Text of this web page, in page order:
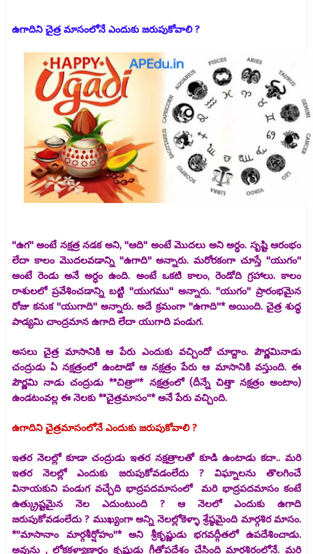
ఉగాదిని చైత్ర మాసంలోనే ఎందుకు జరుపుకోవాలి ?
''ఉగ'' అంటే నక్షత్ర నడక అని, ''ఆది'' అంటే మొదలు అని అర్ధం. సృష్టి ఆరంభం
లేదా కాలం మొదలవడాన్ని ''ఉగాది'' అన్నారు. మరోరకంగా చూస్తే ''యుగం''
అంటే రెండు అనే అర్ధం ఉంది. అంటే ఒకటి కాలం, రెండోది గ్రహాలు. కాలం
రాశులలో ప్రవేశించడాన్ని బట్టి ''యుగము'' అన్నారు. ''యుగం'' ప్రారంభమైన
రోజు కనుక ''యుగాది'' అన్నారు. అదే క్రమంగా ''ఉగాది''* అయింది. చైత్ర శుద్ధ
పాడ్యమి చాంద్రమాన ఉగాది లేదా యుగాది పండుగ.
అసలు చైత్ర మాసానికి ఆ పేరు ఎందుకు వచ్చిందో చూద్దాం. పౌర్ణమినాడు
చంద్రుడు ఏ నక్షత్రంలో ఉంటాడో ఆ నక్షత్రం పేరు ఆ మాసానికి వస్తుంది. ఈ
పౌర్ణమి నాడు చంద్రుడు *"చిత్రా''* నక్షత్రంలో (దీన్నే చిత్తా నక్షత్రం అంటాం)
ఉండటంవల్ల ఈ నెలకు *"చైత్రమాసం''* అనే పేరు వచ్చింది.
ఉగాదిని చైత్రమాసంలోనే ఎందుకు జరుపుకోవాలి ?
ఇతర నెలల్లో కూడా చంద్రుడు ఇతర నక్షత్రాలతో కూడి ఉంటాడు కదా.. మరి
ఇతర నెలల్లో ఎందుకు జరుపుకోవడంలేదు ? విఘ్నాలను తొలగించే
వినాయకుని పండుగ వచ్చేది భాద్రపదమాసంలో మరి భాద్రపదమాసం కంటే
ఉత్క్రుష్టమైన నెల ఎదుంటుంది ? ఆ నెలలో ఎందుకు ఉగాది
జరుపుకోవడంలేదు ? ముఖ్యంగా అన్ని నెలల్లోకెళ్ళా శ్రేష్ఠమైంది మార్గశిర మాసం.
*''మాసానాం మార్గశీర్షోహం''* అని శ్రీకృష్ణుడు భగవద్గీతలో ఉపదేశించాడు.
అవును , లోకకళ్యాణార్ధం కృష్ణుడు గీతోపదేశం చేసింది మార్గశిరంలోనే. మరి